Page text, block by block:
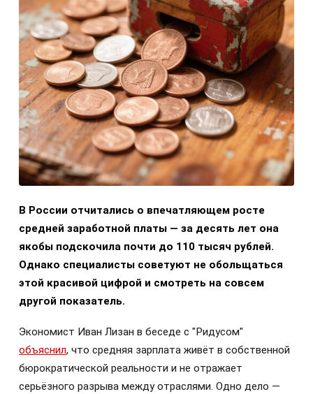
В России отчитались о впечатляющем росте
средней заработной платы — за десять лет она
якобы подскочила почти до 110 тысяч рублей.
Однако специалисты советуют не обольщаться
этой красивой цифрой и смотреть на совсем
другой показатель.
Экономист Иван Лизан в беседе с "Ридусом"
объяснил, что средняя зарплата живёт в собственной
бюрократической реальности и не отражает
серьёзного разрыва между отраслями. Одно дело —